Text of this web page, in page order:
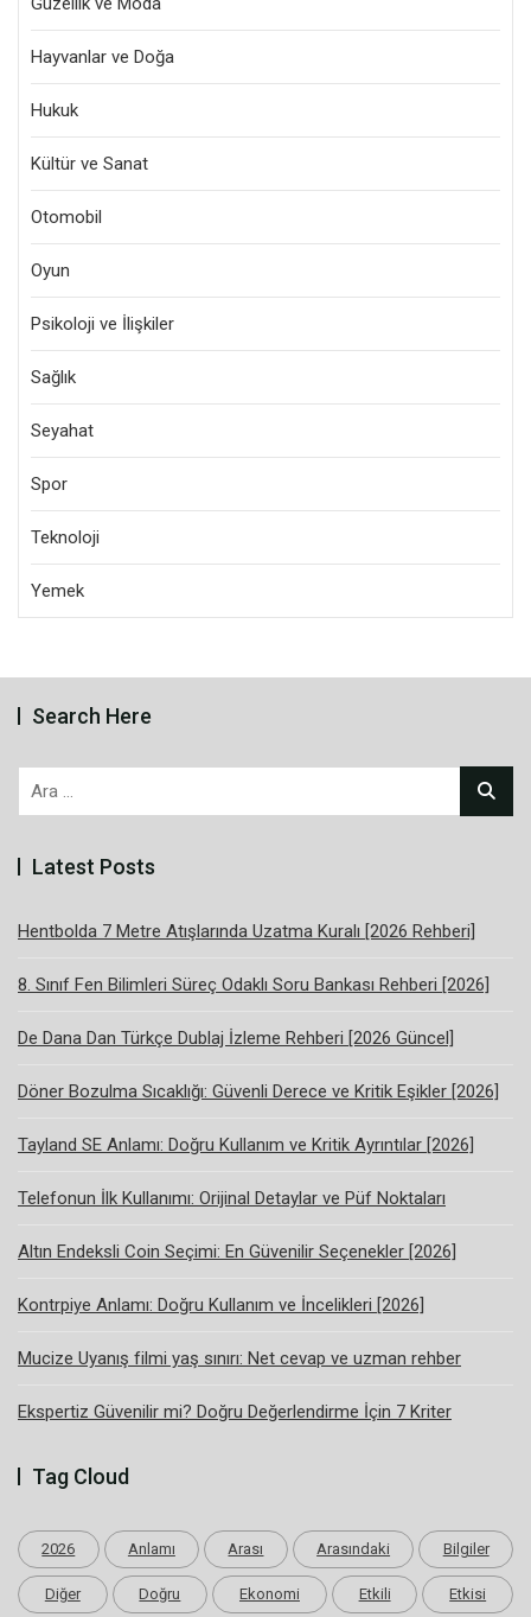
Hayvanlar ve Doğa
Hukuk
Kültür ve Sanat
Otomobil
Oyun
Psikoloji ve İlişkiler
Sağlık
Seyahat
Spor
Teknoloji
Yemek
Search Here
Arama:
Latest Posts
Hentbolda 7 Metre Atışlarında Uzatma Kuralı [2026 Rehberi]
8. Sınıf Fen Bilimleri Süreç Odaklı Soru Bankası Rehberi [2026]
De Dana Dan Türkçe Dublaj İzleme Rehberi [2026 Güncel]
Döner Bozulma Sıcaklığı: Güvenli Derece ve Kritik Eşikler [2026]
Tayland SE Anlamı: Doğru Kullanım ve Kritik Ayrıntılar [2026]
Telefonun İlk Kullanımı: Orijinal Detaylar ve Püf Noktaları
Altın Endeksli Coin Seçimi: En Güvenilir Seçenekler [2026]
Kontrpiye Anlamı: Doğru Kullanım ve İncelikleri [2026]
Mucize Uyanış filmi yaş sınırı: Net cevap ve uzman rehber
Ekspertiz Güvenilir mi? Doğru Değerlendirme İçin 7 Kriter
Tag Cloud
2026 Anlamı Arası Arasındaki Bilgiler
Diğer Doğru Ekonomi Etkili Etkisi